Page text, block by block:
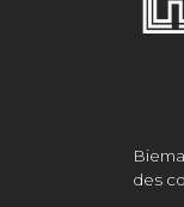
des